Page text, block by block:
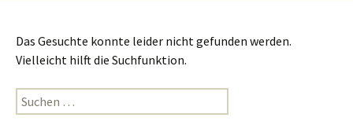
Das Gesuchte konnte leider nicht gefunden werden.
Vielleicht hilft die Suchfunktion.
Suchen
nach: